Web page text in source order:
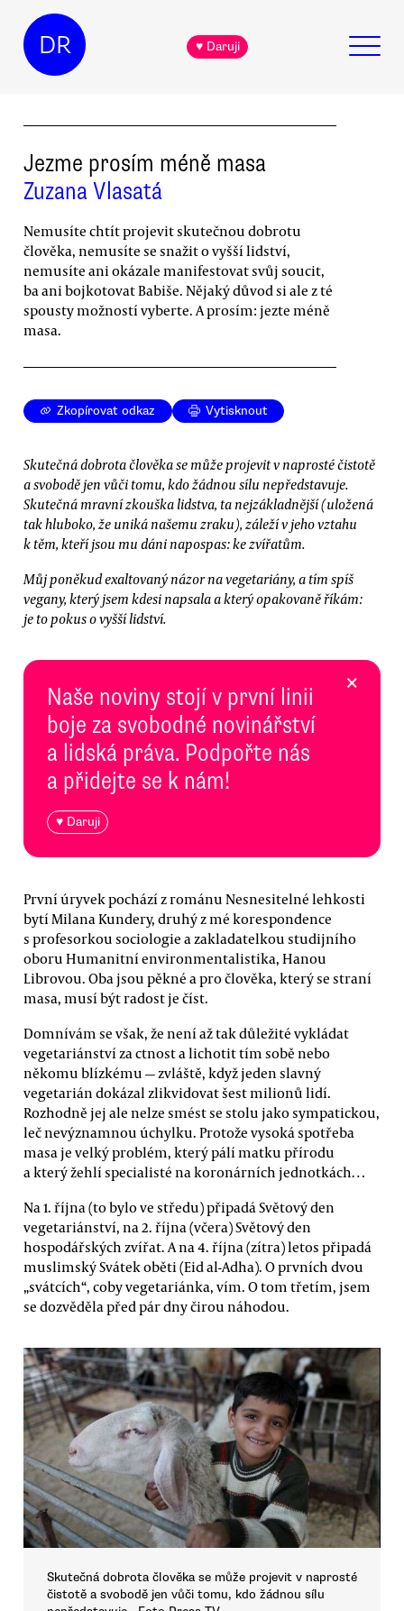
DR ♥ Daruji
Jezme prosím méně masa
Zuzana Vlasatá
Nemusíte chtít projevit skutečnou dobrotu
člověka, nemusíte se snažit o vyšší lidství,
nemusíte ani okázale manifestovat svůj soucit,
ba ani bojkotovat Babiše. Nějaký důvod si ale z té
spousty možností vyberte. A prosím: jezte méně
masa.
Zkopírovat odkaz Vytisknout
Skutečná dobrota člověka se může projevit v naprosté čistotě
a svobodě jen vůči tomu, kdo žádnou sílu nepředstavuje.
Skutečná mravní zkouška lidstva, ta nejzákladnější (uložená
tak hluboko, že uniká našemu zraku), záleží v jeho vztahu
k těm, kteří jsou mu dáni napospas: ke zvířatům.
Můj poněkud exaltovaný názor na vegetariány, a tím spíš
vegany, který jsem kdesi napsala a který opakovaně říkám:
je to pokus o vyšší lidství.
Naše noviny stojí v první linii
boje za svobodné novinářství
a lidská práva. Podpořte nás
a přidejte se k nám!
♥ Daruji
×
První úryvek pochází z románu Nesnesitelné lehkosti
bytí Milana Kundery, druhý z mé korespondence
s profesorkou sociologie a zakladatelkou studijního
oboru Humanitní environmentalistika, Hanou
Librovou. Oba jsou pěkné a pro člověka, který se straní
masa, musí být radost je číst.
Domnívám se však, že není až tak důležité vykládat
vegetariánství za ctnost a lichotit tím sobě nebo
někomu blízkému — zvláště, když jeden slavný
vegetarián dokázal zlikvidovat šest milionů lidí.
Rozhodně jej ale nelze smést se stolu jako sympatickou,
leč nevýznamnou úchylku. Protože vysoká spotřeba
masa je velký problém, který pálí matku přírodu
a který žehlí specialisté na koronárních jednotkách…
Na 1. října (to bylo ve středu) připadá Světový den
vegetariánství, na 2. října (včera) Světový den
hospodářských zvířat. A na 4. října (zítra) letos připadá
muslimský Svátek oběti (Eid al-Adha). O prvních dvou
„svátcích“, coby vegetariánka, vím. O tom třetím, jsem
se dozvěděla před pár dny čirou náhodou.
Skutečná dobrota člověka se může projevit v naprosté
čistotě a svobodě jen vůči tomu, kdo žádnou sílu